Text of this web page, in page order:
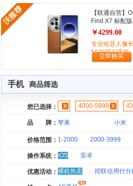
【联通自营】
Find X7 标配版
￥4299.00
专业哈苏人像
5G拍照AI手机
立即购买
手机 商品筛选
您已选择： 4000-5999
品 牌： 苹果 小米
价格范围： 1-2000 2000-3999
操作系统： iOS 安卓
优惠活动： 裸机热卖 招联信用付分